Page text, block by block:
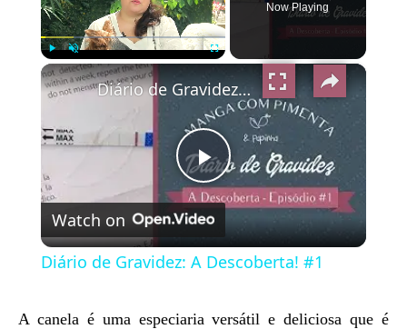
Play Unmute
Now Playing
×
Play
Video
Diário de Gravidez: A Descoberta! #1
Watch on
Diário de Gravidez: A Descoberta! #1
A canela é uma especiaria versátil e deliciosa que é